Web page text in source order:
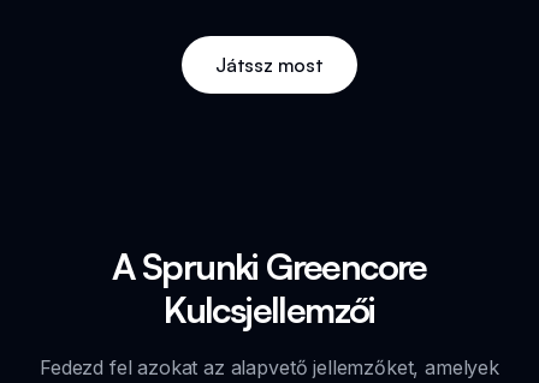
Játssz most
A Sprunki Greencore
Kulcsjellemzői
Fedezd fel azokat az alapvető jellemzőket, amelyek